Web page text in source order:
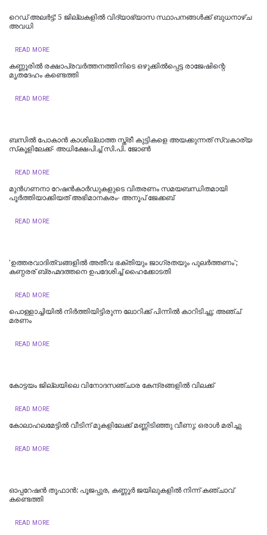
റെഡ് അലർട്ട്: 5 ജില്ലകളിൽ വിദ്യാഭ്യാസ സ്ഥാപനങ്ങൾക്ക് ബുധനാഴ്ച
അവധി
READ MORE
കണ്ണൂരിൽ രക്ഷാപ്രവർത്തനത്തിനിടെ ഒഴുക്കിൽപ്പെട്ട രാജേഷിന്റെ
മൃതദേഹം കണ്ടെത്തി
READ MORE
ബസിൽ പോകാൻ കാശില്ലാത്ത സ്ത്രീ കുട്ടികളെ അയക്കുന്നത് സ്വകാര്യ
സ്‌കൂളിലേക്ക്- അധിക്ഷേപിച്ച് സി.പി. ജോൺ
READ MORE
മുൻഗണനാ റേഷൻകാർഡുകളുടെ വിതരണം സമയബന്ധിതമായി
പൂർത്തിയാക്കിയത് അഭിമാനകരം- അനൂപ് ജേക്കബ്
READ MORE
'ഉത്തരവാദിത്വങ്ങളിൽ അതീവ ഭക്തിയും ജാഗ്രതയും പുലര്‍ത്തണം';
കണ്ഠരര് ബ്രഹ്മദത്തനെ ഉപദേശിച്ച് ഹൈക്കോടതി
READ MORE
പൊള്ളാച്ചിയില്‍ നിർത്തിയിട്ടിരുന്ന ലോറിക്ക് പിന്നിൽ കാറിടിച്ചു; അഞ്ച്
മരണം
READ MORE
കോട്ടയം ജില്ലയിലെ വിനോദസഞ്ചാര കേന്ദ്രങ്ങളിൽ വിലക്ക്
READ MORE
കോലാഹലമേട്ടിൽ വീടിന് മുകളിലേക്ക് മണ്ണിടിഞ്ഞു വീണു; ഒരാൾ മരിച്ചു
READ MORE
ഓപ്പറേഷൻ തൂഫാൻ: പൂജപ്പുര, കണ്ണൂർ ജയിലുകളിൽ നിന്ന് കഞ്ചാവ്
കണ്ടെത്തി
READ MORE